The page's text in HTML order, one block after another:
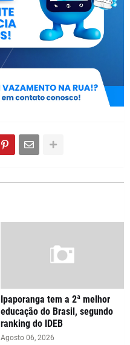
Ipaporanga tem a 2ª melhor
educação do Brasil, segundo
ranking do IDEB
Agosto 06, 2026